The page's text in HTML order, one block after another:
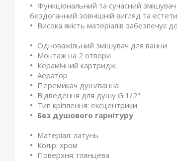
Функціональний та сучасний
бездоганний зовнішній вигляд та
Висока якість матеріалів забезпечує
Одноважільний змішувач для ванни
Монтаж на 2 отвори
Керамічний картридж
Аератор
Перемикач душ/ванна
Відведення для душу G 1/2"
Тип кріплення: ексцентрики
Без душового гарнітуру
Матеріал: латунь
Колір: хром
Поверхня: глянцева